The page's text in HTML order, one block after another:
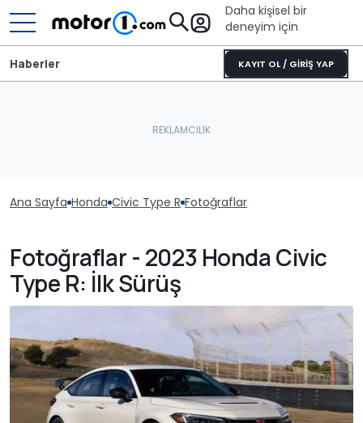
Daha kişisel bir
deneyim için
KAYIT OL / GİRİŞ YAP
Haberler
Ana Sayfa Honda Civic Type R Fotoğraflar
Fotoğraflar - 2023 Honda Civic
Type R: İlk Sürüş